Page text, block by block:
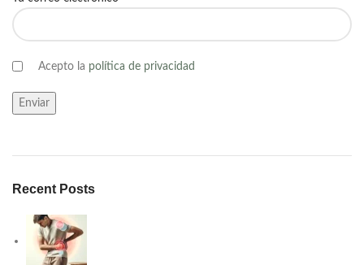
Acepto la política de privacidad
Recent Posts